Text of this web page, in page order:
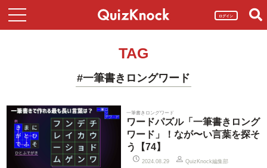
ログイン
TAG
#一筆書きロングワード
一筆書きロングワード
ワードパズル「一筆書きロング
ワード」！なが〜い言葉を探そ
う【74】
2024.08.29 QuizKnock編集部